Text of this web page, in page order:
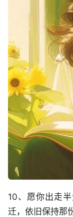
10、愿你出走
迁，依旧保持那